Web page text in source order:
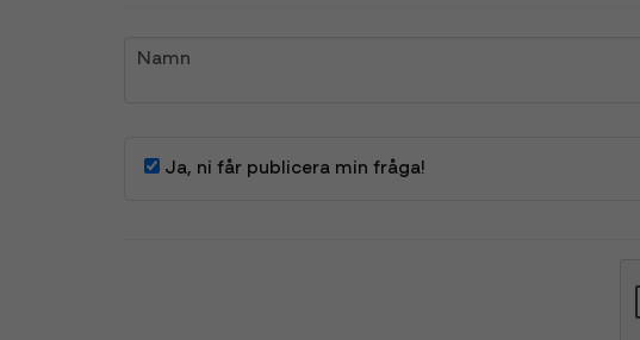
name
Namn
Ja, ni får publicera min fråga!